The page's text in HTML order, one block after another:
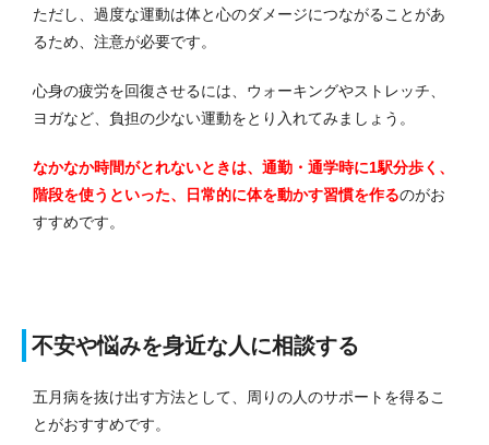
ただし、過度な運動は体と心のダメージにつながることがあ
るため、注意が必要です。
心身の疲労を回復させるには、ウォーキングやストレッチ、
ヨガなど、負担の少ない運動をとり入れてみましょう。
なかなか時間がとれないときは、通勤・通学時に1駅分歩く、
階段を使うといった、日常的に体を動かす習慣を作るのがお
すすめです。
不安や悩みを身近な人に相談する
五月病を抜け出す方法として、周りの人のサポートを得るこ
とがおすすめです。